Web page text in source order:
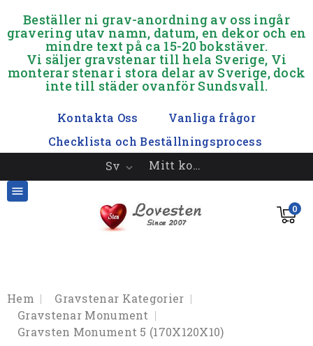
Beställer ni grav-anordning av oss ingår
gravering utav namn, datum, en dekor och en
mindre text på ca 15-20 bokstäver.
Vi säljer gravstenar till hela Sverige, Vi
monterar stenar i stora delar av Sverige, dock
inte till städer ovanför Sundsvall.
Kontakta Oss
Vanliga frågor
Checklista och Beställningsprocess
Mitt konto
Sv 
0

Hem
Gravstenar Kategorier
Gravstenar Monument
Gravsten Monument 5 (170X120X10)